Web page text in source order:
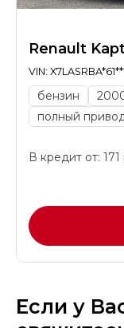
Renault
VIN:
бензин
полный
В кредит от: 171
Если у